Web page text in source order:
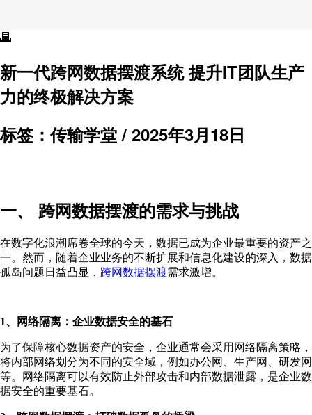
新一代跨网数据摆渡系统提升IT团队生产
力的终极解决方案
标签：传输学堂 / 2025年3月18日
一、 跨网数据摆渡的需求与挑战
在数字化浪潮席卷全球的今天，数据已成为企业最重要的资产之
一。然而，随着企业业务的不断扩展和信息化建设的深入，数据
孤岛问题日益凸显， 跨网数据摆渡需求激增。
1、网络隔离：企业数据安全的基石
为了保障核心数据资产的安全，企业通常会采用网络隔离策略，
将内部网络划分为不同的安全域，例如办公网、生产网、研发网
等。网络隔离可以有效防止外部攻击和内部数据泄露，是企业数
据安全的重要基石。